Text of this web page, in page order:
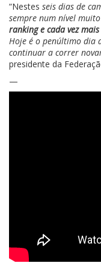
“Nestes seis dias de
sempre num nível
ranking e cada vez
Hoje é o penúltimo dia
continuar a correr
presidente da
—